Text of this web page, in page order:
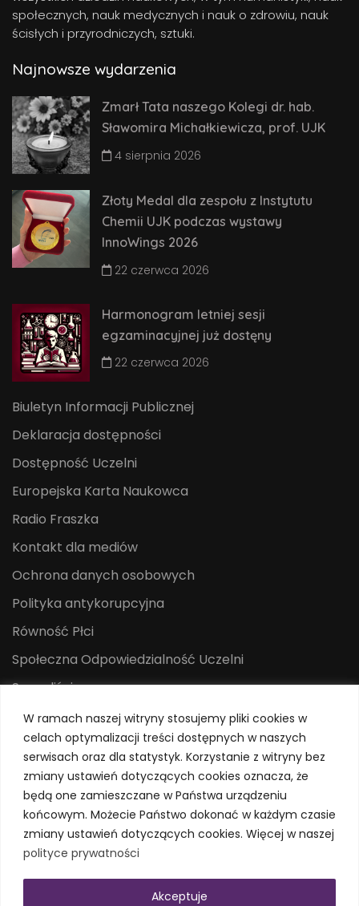
W ramach naszej witryny stosujemy pliki cookies w
celach optymalizacji treści dostępnych w naszych
serwisach oraz dla statystyk. Korzystanie z witryny bez
zmiany ustawień dotyczących cookies oznacza, że
będą one zamieszczane w Państwa urządzeniu
końcowym. Możecie Państwo dokonać w każdym czasie
zmiany ustawień dotyczących cookies. Więcej w naszej
polityce prywatności
Akceptuje
społecznych, nauk medycznych i nauk o zdrowiu, nauk
ścisłych i przyrodniczych, sztuki.
Najnowsze wydarzenia
Zmarł Tata naszego Kolegi dr. hab.
Sławomira Michałkiewicza, prof. UJK
4 sierpnia 2026
Złoty Medal dla zespołu z Instytutu
Chemii UJK podczas wystawy
InnoWings 2026
22 czerwca 2026
Harmonogram letniej sesji
egzaminacyjnej już dostęny
22 czerwca 2026
Biuletyn Informacji Publicznej
Deklaracja dostępności
Dostępność Uczelni
Europejska Karta Naukowca
Radio Fraszka
Kontakt dla mediów
Ochrona danych osobowych
Polityka antykorupcyjna
Równość Płci
Społeczna Odpowiedzialność Uczelni
Sygnaliści
Centrum Mediów i Promocji
System Identyfikacji Wizualnej
Polityka prywatności